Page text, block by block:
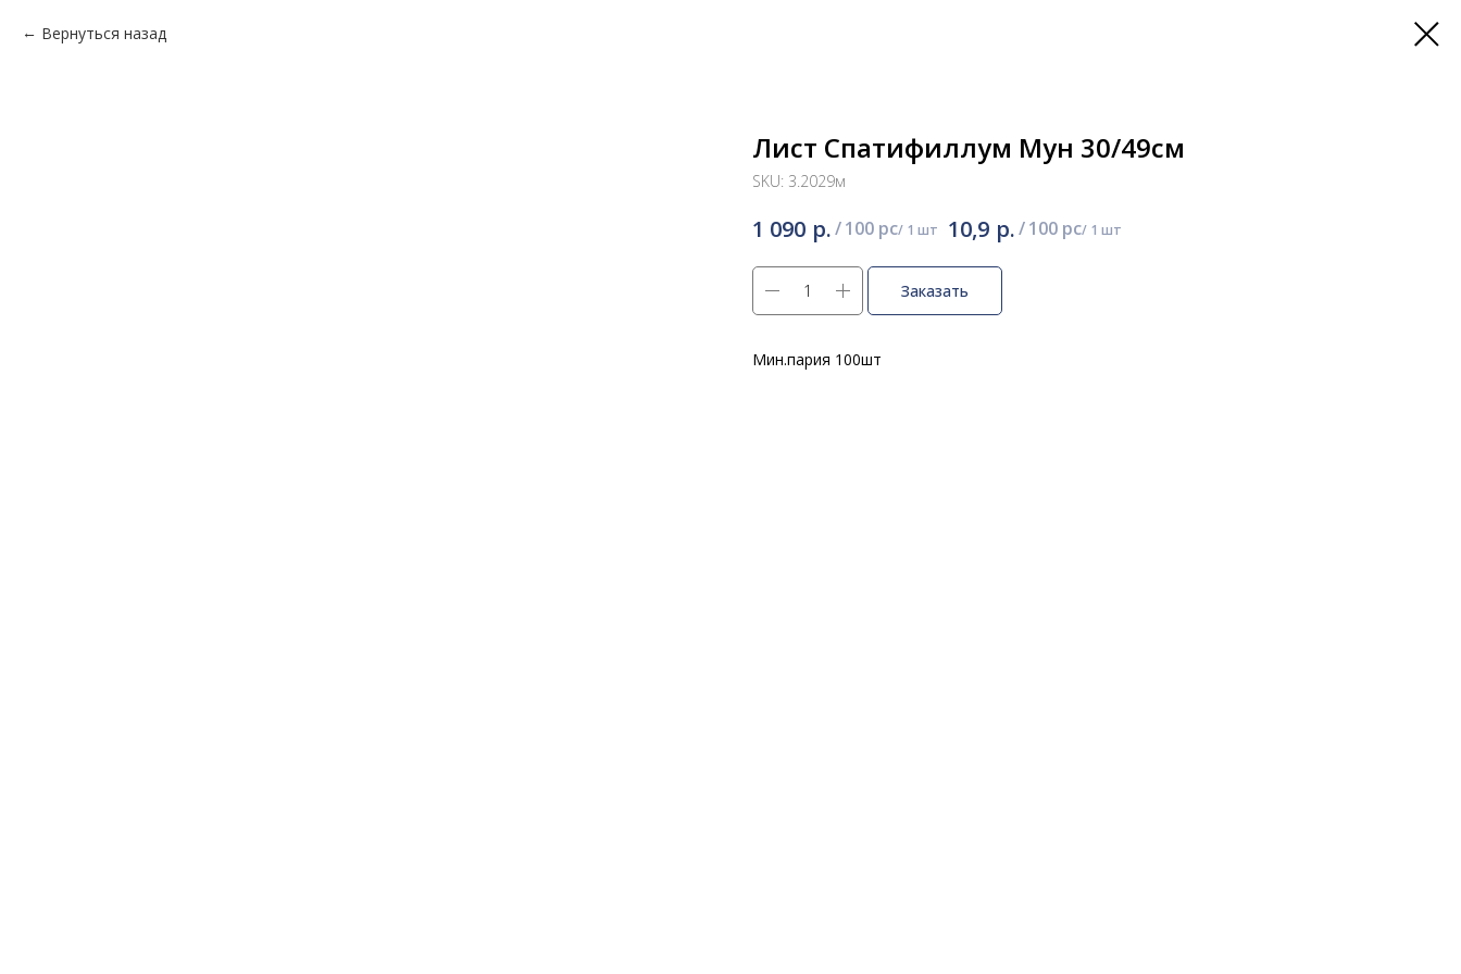
Вернуться назад
Лист Спатифиллум Мун 30/49см
SKU: 3.2029м
1 090 р./100 pc 10,9 р./100 pc
Заказать
Мин.пария 100шт